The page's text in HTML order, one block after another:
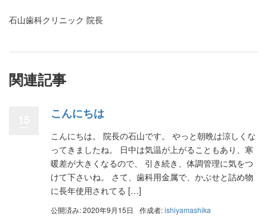
石山歯科クリニック 院長
関連記事
こんにちは
こんにちは。 院長の石山です。 やっと朝晩は涼しくな
ってきましたね。 日中は気温が上がることもあり、寒
暖差が大きくなるので、 引き続き、体調管理に気をつ
けて下さいね。 さて、歯科用金属で、かぶせと詰め物
に長年使用されてる […]
公開済み: 2020年9月15日 作成者:ishiyamashika